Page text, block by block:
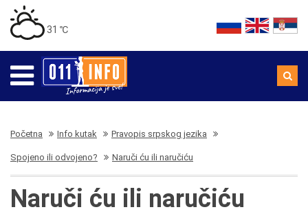
31 ℃
Početna Info kutak Pravopis srpskog jezika
Spojeno ili odvojeno? Naruči ću ili naručiću
Naruči ću ili naručiću